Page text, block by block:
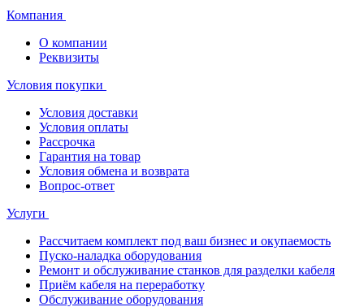
Компания
О компании
Реквизиты
Условия покупки
Условия доставки
Условия оплаты
Рассрочка
Гарантия на товар
Условия обмена и возврата
Вопрос-ответ
Услуги
Рассчитаем комплект под ваш бизнес и окупаемость
Пуско-наладка оборудования
Ремонт и обслуживание станков для разделки кабеля
Приём кабеля на переработку
Обслуживание оборудования